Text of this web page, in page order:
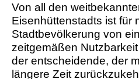
Von all den
Eisenhüttenstadts ist für
Stadtbevölkerung von
zeitgemäßen
der entscheidende, der
längere Zeit